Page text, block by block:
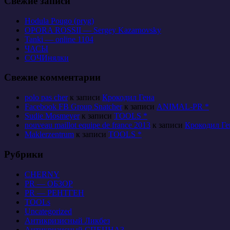
Hodula Pougo (pryg)
OPORA ROSSII — Sergey Kazarnovsky
Tanki — online 1104
ЧАСЫ
СОЧИнялки
Свежие комментарии
polo pas cherк записи Крокодил Гена
Facebook FB Group Snatcherк записи ANIMAL-PR *
Sudie Mosmeyerк записи TOOLS *
nouveau maillot equipe de france 2013 к записи Крокодил
Maklerzentrum к записи TOOLS *
Рубрики
CHERNY
PR — ОБЗОР
PR — РЕНТГЕН
TOOLs
Uncategorized
Антикризисный Ликбез